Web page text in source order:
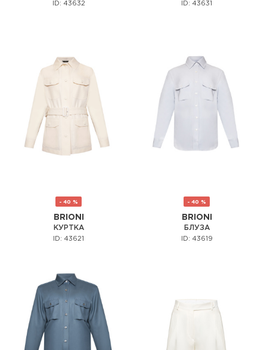
ID: 43632 ID: 43631
- 40 %
BRIONI
КУРТКА
ID: 43621
- 40 %
BRIONI
БЛУЗА
ID: 43619